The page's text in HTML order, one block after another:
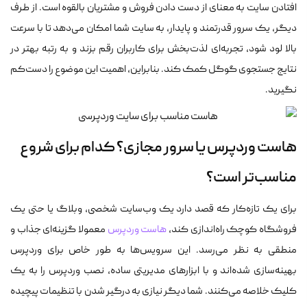
افتادن سایت به معنای از دست دادن فروش و مشتریان بالقوه است. از طرف
دیگر، یک سرور قدرتمند و پایدار، به سایت شما امکان می‌دهد تا با سرعت
بالا لود شود، تجربه‌ای لذت‌بخش برای کاربران رقم بزند و به رتبه بهتر در
نتایج جستجوی گوگل کمک کند. بنابراین، اهمیت این موضوع را دست‌کم
نگیرید.
هاست وردپرس یا سرور مجازی؟ کدام برای شروع
مناسب‌تر است؟
برای یک تازه‌کار که قصد دارد یک وب‌سایت شخصی، وبلاگ یا حتی یک
فروشگاه کوچک راه‌اندازی کند،هاست وردپرس معمولا گزینه‌ای جذاب و
منطقی به نظر می‌رسد. این سرویس‌ها به طور خاص برای وردپرس
بهینه‌سازی شده‌اند و با ابزارهای مدیریتی ساده، نصب وردپرس را به یک
کلیک خلاصه می‌کنند. شما دیگر نیازی به درگیر شدن با تنظیمات پیچیده